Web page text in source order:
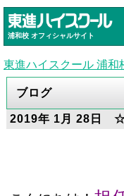
浦和校 オフィシャルサイト
東進ハイスクール 浦和
ブログ
2019年 1月 28日 ☆